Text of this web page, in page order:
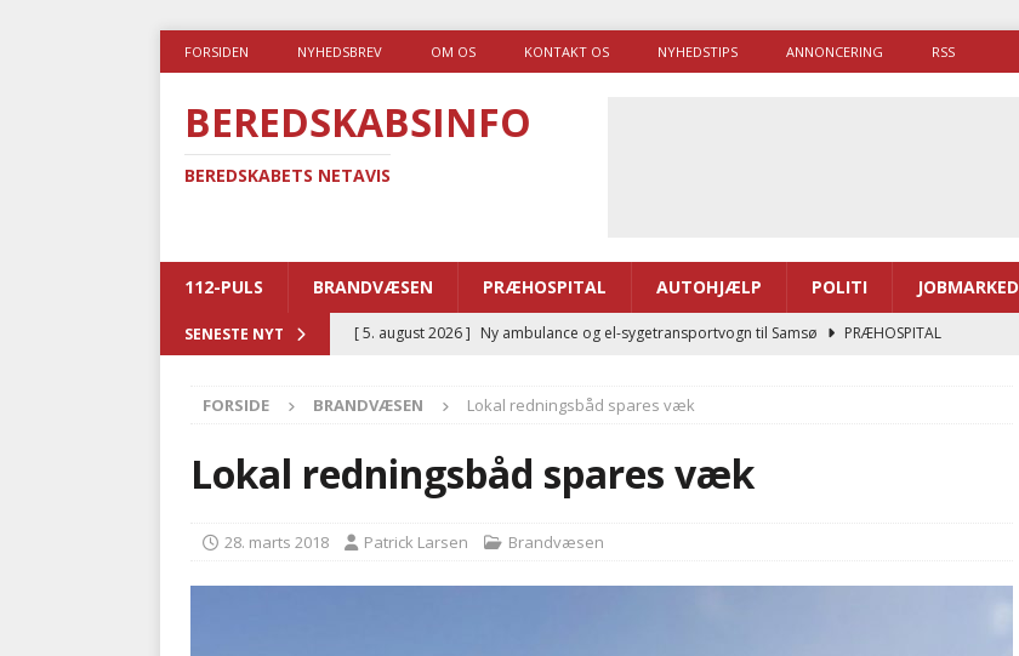
FORSIDEN NYHEDSBREV OM OS KONTAKT OS NYHEDSTIPS ANNONCERING RSS
BEREDSKABSINFO
BEREDSKABETS NETAVIS
112-PULS BRANDVÆSEN PRÆHOSPITAL AUTOHJÆLP POLITI JOBMARKED
SENESTE NYT [ 4. august 2026 ] Brandvæsenerne brugte lidt længere tid på at komme af sted i 2025
[ 4. august 2026 ] Ny treårig politiuddannelse skal ruste betjentene til mere kompleks
kriminalitet
POLITI
[ 3. august 2026 ]
Kommunerne driver flere brandstationer, mens Falcks andel fortsætter
med at falde
BRANDVÆSEN
FORSIDE BRANDVÆSEN Lokal redningsbåd spares væk
Lokal redningsbåd spares væk
28. marts 2018 Patrick Larsen Brandvæsen